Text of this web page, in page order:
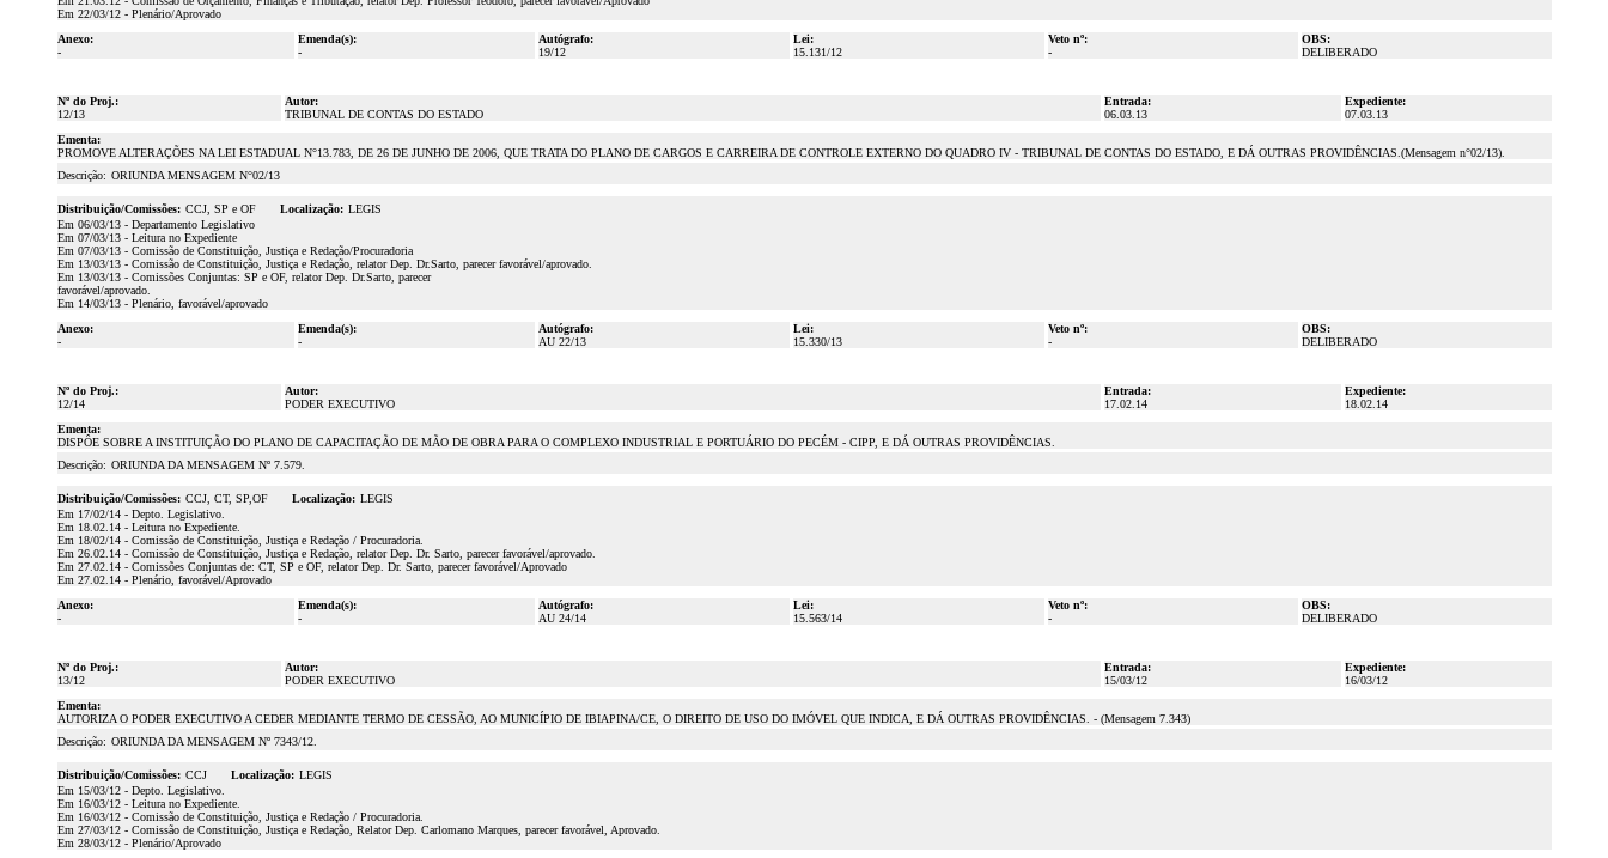
Em 22/03/12 - Plenário/Aprovado
Anexo:
-
Emenda(s):
-
Autógrafo:
19/12
Lei:
15.131/12
Veto nº:
-
OBS:
DELIBERADO
Nº do Proj.:
12/13
Autor:
TRIBUNAL DE CONTAS DO ESTADO
Entrada:
06.03.13
Expediente:
07.03.13
Ementa:
PROMOVE ALTERAÇÕES NA LEI ESTADUAL N°13.783, DE 26 DE JUNHO DE 2006, QUE TRATA DO PLANO DE CARGOS E CARREIRA DE CONTROLE EXTERNO DO QUADRO IV - TRIBUNAL DE CONTAS DO ESTADO, E DÁ OUTRAS PROVIDÊNCIAS.(Mensagem n°02/13).
Descrição: ORIUNDA MENSAGEM N°02/13
Distribuição/Comissões: CCJ, SP e OF Localização: LEGIS
Em 06/03/13 - Departamento Legislativo
Em 07/03/13 - Leitura no Expediente
Em 07/03/13 - Comissão de Constituição, Justiça e Redação/Procuradoria
Em 13/03/13 - Comissão de Constituição, Justiça e Redação, relator Dep. Dr.Sarto, parecer favorável/aprovado.
Em 13/03/13 - Comissões Conjuntas: SP e OF, relator Dep. Dr.Sarto, parecer
favorável/aprovado.
Em 14/03/13 - Plenário, favorável/aprovado
Anexo:
-
Emenda(s):
-
Autógrafo:
AU 22/13
Lei:
15.330/13
Veto nº:
-
OBS:
DELIBERADO
Nº do Proj.:
12/14
Autor:
PODER EXECUTIVO
Entrada:
17.02.14
Expediente:
18.02.14
Ementa:
DISPÔE SOBRE A INSTITUIÇÃO DO PLANO DE CAPACITAÇÃO DE MÃO DE OBRA PARA O COMPLEXO INDUSTRIAL E PORTUÁRIO DO PECÉM - CIPP, E DÁ OUTRAS PROVIDÊNCIAS.
Descrição: ORIUNDA DA MENSAGEM Nº 7.579.
Distribuição/Comissões: CCJ, CT, SP,OF Localização: LEGIS
Em 17/02/14 - Depto. Legislativo.
Em 18.02.14 - Leitura no Expediente.
Em 18/02/14 - Comissão de Constituição, Justiça e Redação / Procuradoria.
Em 26.02.14 - Comissão de Constituição, Justiça e Redação, relator Dep. Dr. Sarto, parecer favorável/aprovado.
Em 27.02.14 - Comissões Conjuntas de: CT, SP e OF, relator Dep. Dr. Sarto, parecer favorável/Aprovado
Em 27.02.14 - Plenário, favorável/Aprovado
Anexo:
-
Emenda(s):
-
Autógrafo:
AU 24/14
Lei:
15.563/14
Veto nº:
-
OBS:
DELIBERADO
Nº do Proj.:
13/12
Autor:
PODER EXECUTIVO
Entrada:
15/03/12
Expediente:
16/03/12
Ementa:
AUTORIZA O PODER EXECUTIVO A CEDER MEDIANTE TERMO DE CESSÃO, AO MUNICÍPIO DE IBIAPINA/CE, O DIREITO DE USO DO IMÓVEL QUE INDICA, E DÁ OUTRAS PROVIDÊNCIAS. - (Mensagem 7.343)
Descrição: ORIUNDA DA MENSAGEM Nº 7343/12.
Distribuição/Comissões: CCJ Localização: LEGIS
Em 15/03/12 - Depto. Legislativo.
Em 16/03/12 - Leitura no Expediente.
Em 16/03/12 - Comissão de Constituição, Justiça e Redação / Procuradoria.
Em 27/03/12 - Comissão de Constituição, Justiça e Redação, Relator Dep. Carlomano Marques, parecer favorável, Aprovado.
Em 28/03/12 - Plenário/Aprovado